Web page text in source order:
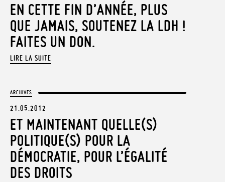
EN CETTE FIN D’ANNÉE, PLUS
QUE JAMAIS, SOUTENEZ LA LDH !
FAITES UN DON.
LIRE LA SUITE
ARCHIVES
21.05.2012
ET MAINTENANT QUELLE(S)
POLITIQUE(S) POUR LA
DÉMOCRATIE, POUR L’ÉGALITÉ
DES DROITS